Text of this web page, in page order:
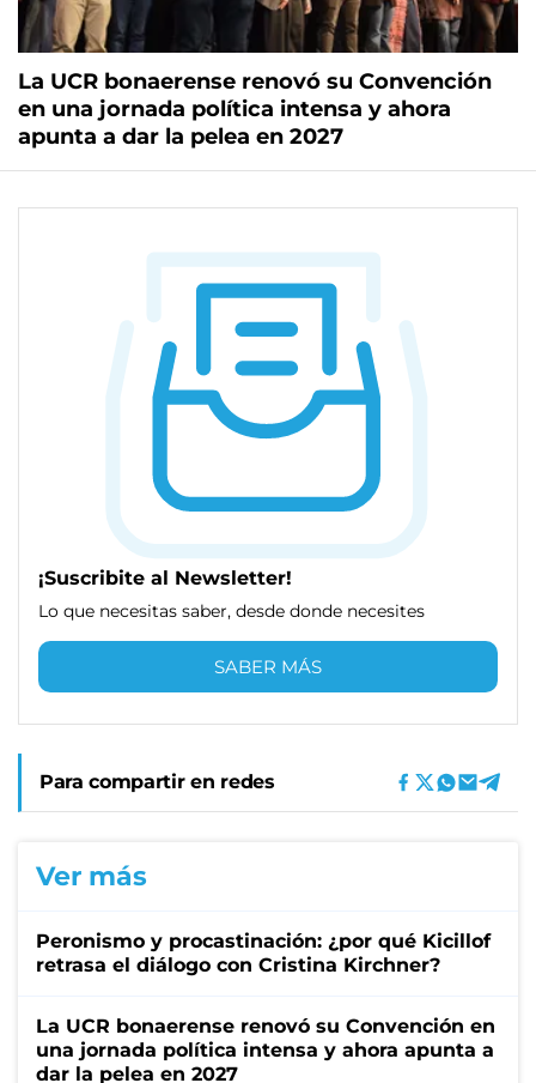
La UCR bonaerense renovó su Convención
en una jornada política intensa y ahora
apunta a dar la pelea en 2027
¡Suscribite al Newsletter!
Lo que necesitas saber, desde donde necesites
SABER MÁS
Para compartir en redes
Ver más
Peronismo y procastinación: ¿por qué Kicillof
retrasa el diálogo con Cristina Kirchner?
La UCR bonaerense renovó su Convención en
una jornada política intensa y ahora apunta a
dar la pelea en 2027